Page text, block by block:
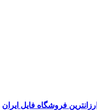
فروشگاه فایل ایران